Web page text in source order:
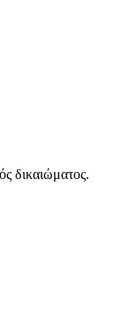
δικαιώματος.